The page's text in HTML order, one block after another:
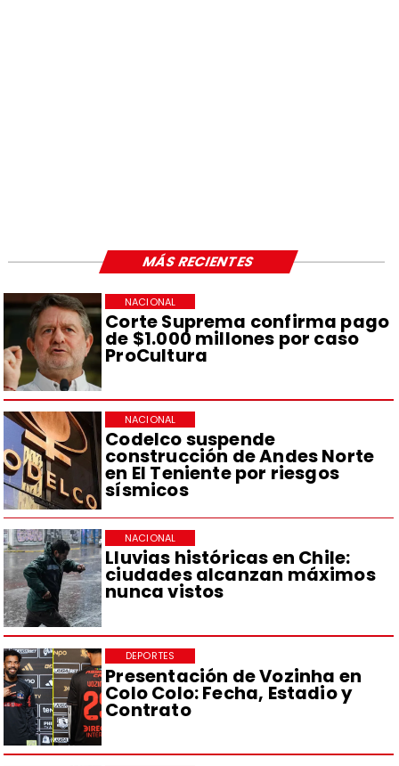
Corte Suprema confirma pago
de $1.000 millones por caso
ProCultura
NACIONAL
Codelco suspende
construcción de Andes Norte
en El Teniente por riesgos
sísmicos
NACIONAL
Lluvias históricas en Chile:
ciudades alcanzan máximos
nunca vistos
NACIONAL
Presentación de Vozinha en
Colo Colo: Fecha, Estadio y
Contrato
DEPORTES
MÁS RECIENTES